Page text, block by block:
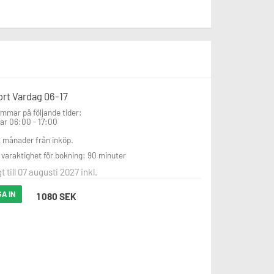
Vardag 06-17
på följande tider:
06:00 - 17:00
månader från inköp.
varaktighet för bokning: 90 minuter
till 07 augusti 2027 inkl.
IN 1 080 SEK